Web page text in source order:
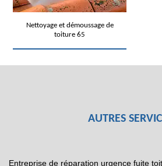
Nettoyage et démoussage de
toiture 65
AUTRES
Entreprise de réparation urgence fuite